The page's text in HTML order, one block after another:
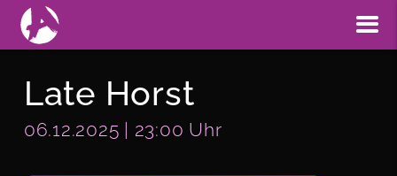
Late Horst
06.12.2025 | 23:00 Uhr